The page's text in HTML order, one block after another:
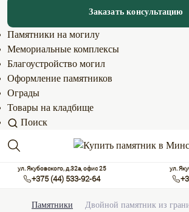
Заказать консультацию
Памятники на могилу
Мемориальные комплексы
Благоустройство могил
Оформление памятников
Ограды
Товары на кладбище
Поиск
ул. Якубовского, д.32а, офис 25
+375 (44) 533-92-64
ул.
Памятники Двойной памятник из